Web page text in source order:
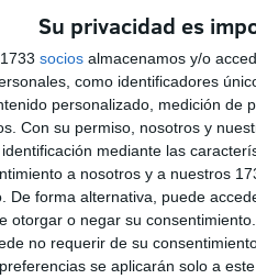
Su privacidad es
socios almacenamos y/o
como identificadores
personalizado, medición de
Con su permiso, nosotros y
mediante las
a nosotros y a nuestros
De forma alternativa, puede
otorgar o negar su consentimiento.
no requerir de su
se aplicarán solo a
qué momento sensitivo se
Se les presenta
y materiales en función del
nivel. Cada niño tiene total
guía proporcionándole el
sin que sientan la